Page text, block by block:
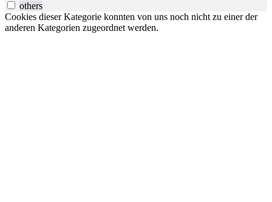
others
Cookies dieser Kategorie konnten von uns noch nicht zu einer der
anderen Kategorien zugeordnet werden.